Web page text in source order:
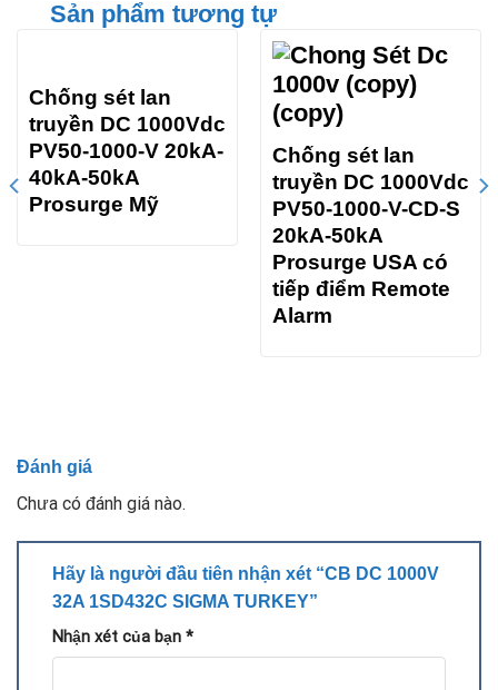
Sản phẩm tương tự
Chống sét lan
truyền DC 1000Vdc
PV50-1000-V 20kA-
40kA-50kA
Prosurge Mỹ
Chống sét lan
truyền DC 1000Vdc
PV50-1000-V-CD-S
20kA-50kA
Prosurge USA có
tiếp điểm Remote
Alarm
Đánh giá
Chưa có đánh giá nào.
Hãy là người đầu tiên nhận xét “CB DC 1000V
32A 1SD432C SIGMA TURKEY”
Nhận xét của bạn *